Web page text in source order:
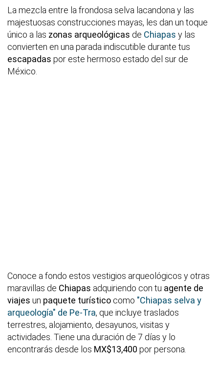
La mezcla entre la frondosa selva lacandona y las
majestuosas construcciones mayas, les dan un toque
único a las zonas arqueológicas de Chiapas y las
convierten en una parada indiscutible durante tus
escapadas por este hermoso estado del sur de
México.
Conoce a fondo estos vestigios arqueológicos y otras
maravillas de Chiapas adquiriendo con tu agente de
viajes un paquete turístico como "Chiapas selva y
arqueología" de Pe-Tra, que incluye traslados
terrestres, alojamiento, desayunos, visitas y
actividades. Tiene una duración de 7 días y lo
encontrarás desde los MX$13,400 por persona.